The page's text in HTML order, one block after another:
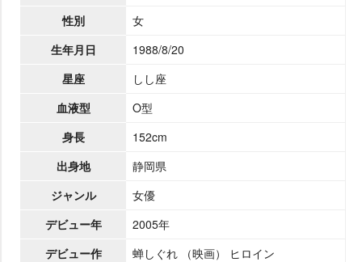
性別
女
生年月日
1988/8/20
星座
しし座
血液型
O型
身長
152cm
出身地
静岡県
ジャンル
女優
デビュー年
2005年
デビュー作
蝉しぐれ （映画） ヒロイン